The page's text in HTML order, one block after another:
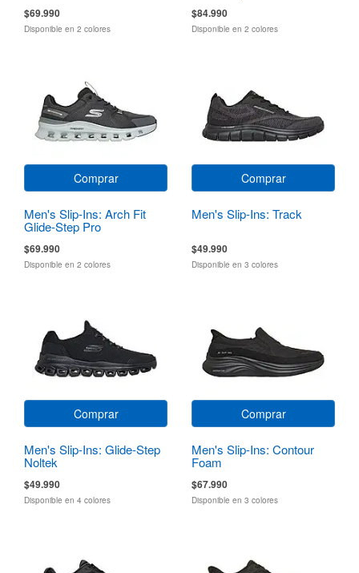
$69.990
Disponible en 2 colores
$84.990
Disponible en 2 colores
Comprar
Men's Slip-Ins: Arch Fit
Glide-Step Pro
$69.990
Disponible en 2 colores
Comprar
Men's Slip-Ins: Track
$49.990
Disponible en 3 colores
Comprar
Men's Slip-Ins: Glide-Step
Noltek
$49.990
Disponible en 4 colores
Comprar
Men's Slip-Ins: Contour
Foam
$67.990
Disponible en 3 colores